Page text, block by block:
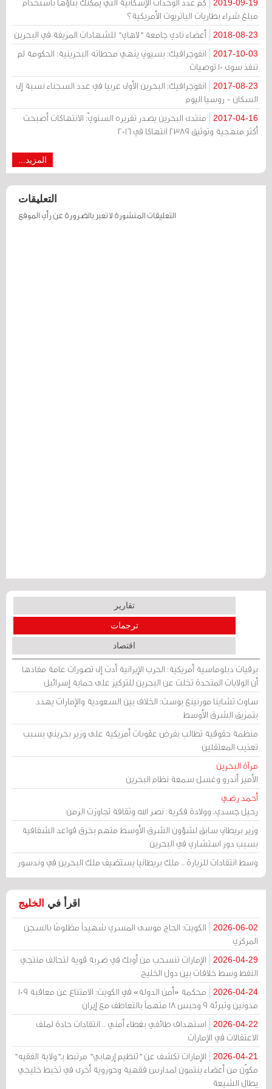
2019-09-19
مبلغ شراء بطاريات الباتريوت الأمريكية؟
2018-08-23 أعضاء نادي جامعة "لاهاي" للشهادات المزيفة في البحرين
2017-10-03
انفوجرافيك: بسيوني ينهي محطاته البحرينية: الحكومة لم
تنفذ سوى 10 توصيات
2017-08-23
انفوجرافيك: البحرين الأولى عربيا في عدد السجناء نسبة إلى
السكان - روسيا اليوم
2017-04-16
منتدى البحرين يصدر تقريره السنويّ: الانتهاكات أصبحت
أكثر منهجية وتوثيق 2389 انتهاكا في 2016
المزيد...
التعليقات
التعليقات المنشورة لا تعبر بالضرورة عن رأي الموقع
تقارير
ترجمات
اقتصاد
برقيات دبلوماسية أمريكية: الحرب الإيرانية أدت إلى تصورات عامة مفادها
أن الولايات المتحدة تخلت عن البحرين للتركيز على حماية إسرائيل
ساوث تشاينا مورنينغ بوست: الخلاف بين السعودية والإمارات يهدد
بتمزيق الشرق الأوسط
منظمة حقوقية تطالب بفرض عقوبات أمريكية على وزير بحريني بسبب
تعذيب المعتقلين
مرآة البحرين
الأمير أندرو وغسل سمعة نظام البحرين
أحمد رضي
رحيل جسدي، وولادة فكرية: نصر الله وثقافة تجاوزت الزمن
وزير بريطاني سابق لشؤون الشرق الأوسط متهم بخرق قواعد الشفافية
بسبب دور استشاري في البحرين
وسط انتقادات للزيارة .. ملك بريطانيا يستضيف ملك البحرين في وندسور
اقرأ في الخليج
2026-06-02
الكويت: الحاج موسى المسري شهيداً مظلومًا بالسجن
المركزي
2026-04-29
الإمارات تنسحب من أوبك في ضربة قوية لتحالف منتجي
النفط وسط خلافات بين دول الخليج
2026-04-24
محكمة «أمن الدولة» في الكويت: الامتناع عن معاقبة 109
مدونين وتبرئة 9 وحبس 18 متهماً بالتعاطف مع إيران
2026-04-22
استهداف طائفي بغطاء أمني .. انتقادات حادة لملف
الاعتقالات في الإمارات
2026-04-21
الإمارات تكشف عن "تنظيم إرهابي" مرتبط بـ"ولاية الفقيه"
مكوّن من أعضاء ينتمون لمدارس فقهية وحوزوية أخرى في تخبط خليجي
يطال الشيعة